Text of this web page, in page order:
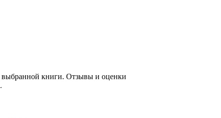
выбранной книги. Отзывы и оценки